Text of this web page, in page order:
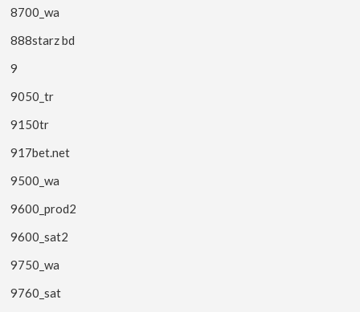
8700_wa
888starz bd
9
9050_tr
9150tr
917bet.net
9500_wa
9600_prod2
9600_sat2
9750_wa
9760_sat